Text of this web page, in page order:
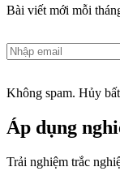
Bài viết mới mỗi
Không spam. Hủy
Áp dụng
Trải nghiệm trắc